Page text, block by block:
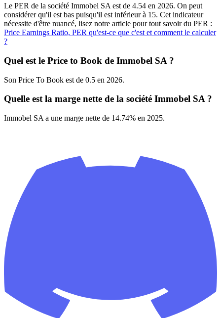
Le PER de la société Immobel SA est de 4.54 en 2026. On peut
considérer qu'il est bas puisqu'il est inférieur à 15. Cet indicateur
nécessite d'être nuancé, lisez notre article pour tout savoir du PER :
Price Earnings Ratio, PER qu'est-ce que c'est et comment le calculer
?
Quel est le Price to Book de Immobel SA ?
Son Price To Book est de 0.5 en 2026.
Quelle est la marge nette de la société Immobel SA ?
Immobel SA a une marge nette de 14.74% en 2025.